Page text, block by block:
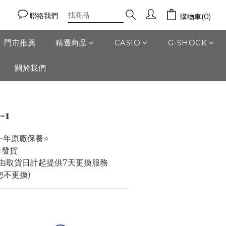
聯絡我們 購物車(0)
門市推薦 精選商品 CASIO G-SHOCK
關於我們
原廠保養⭐️
貨
取貨日計起提供7天更換服務
不更換)